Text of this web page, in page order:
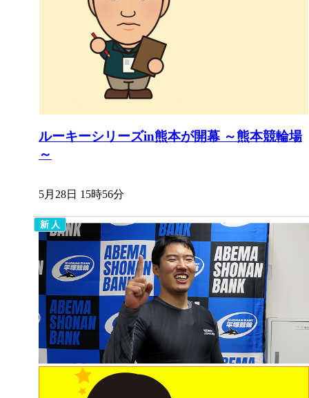
ルーキーシリーズin熊本が開幕 ～熊本競輪場
～
5月28日 15時56分